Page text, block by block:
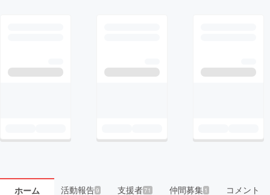
ホーム 活動報告9 支援者71 仲間募集 1 コメント